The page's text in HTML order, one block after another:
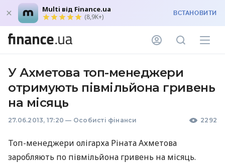
Multi від Finance.ua
(8,9K+) ВСТАНОВИТИ
У Ахметова топ-менеджери
отримують півмільйона гривень
на місяць
27.06.2013, 17:20 — Особисті фінанси 2292
Топ-менеджери олігарха Ріната Ахметова
заробляють по півмільйона гривень на місяць.